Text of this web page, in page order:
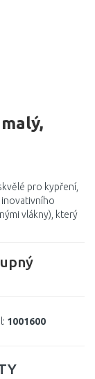
pro kypření,
inovativního
vlákny), který
1001600